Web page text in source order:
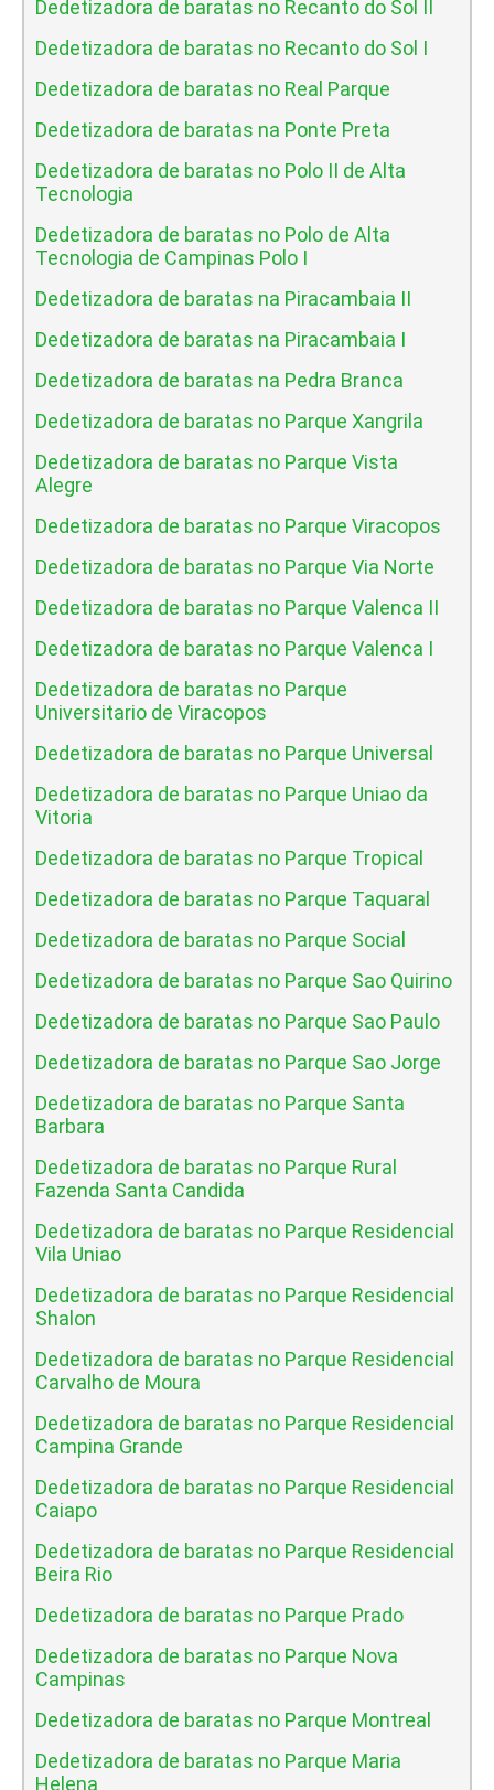
Dedetizadora de baratas no Recanto do Sol II
Dedetizadora de baratas no Recanto do Sol I
Dedetizadora de baratas no Real Parque
Dedetizadora de baratas na Ponte Preta
Dedetizadora de baratas no Polo II de Alta
Tecnologia
Dedetizadora de baratas no Polo de Alta
Tecnologia de Campinas Polo I
Dedetizadora de baratas na Piracambaia II
Dedetizadora de baratas na Piracambaia I
Dedetizadora de baratas na Pedra Branca
Dedetizadora de baratas no Parque Xangrila
Dedetizadora de baratas no Parque Vista
Alegre
Dedetizadora de baratas no Parque Viracopos
Dedetizadora de baratas no Parque Via Norte
Dedetizadora de baratas no Parque Valenca II
Dedetizadora de baratas no Parque Valenca I
Dedetizadora de baratas no Parque
Universitario de Viracopos
Dedetizadora de baratas no Parque Universal
Dedetizadora de baratas no Parque Uniao da
Vitoria
Dedetizadora de baratas no Parque Tropical
Dedetizadora de baratas no Parque Taquaral
Dedetizadora de baratas no Parque Social
Dedetizadora de baratas no Parque Sao Quirino
Dedetizadora de baratas no Parque Sao Paulo
Dedetizadora de baratas no Parque Sao Jorge
Dedetizadora de baratas no Parque Santa
Barbara
Dedetizadora de baratas no Parque Rural
Fazenda Santa Candida
Dedetizadora de baratas no Parque Residencial
Vila Uniao
Dedetizadora de baratas no Parque Residencial
Shalon
Dedetizadora de baratas no Parque Residencial
Carvalho de Moura
Dedetizadora de baratas no Parque Residencial
Campina Grande
Dedetizadora de baratas no Parque Residencial
Caiapo
Dedetizadora de baratas no Parque Residencial
Beira Rio
Dedetizadora de baratas no Parque Prado
Dedetizadora de baratas no Parque Nova
Campinas
Dedetizadora de baratas no Parque Montreal
Dedetizadora de baratas no Parque Maria
Helena